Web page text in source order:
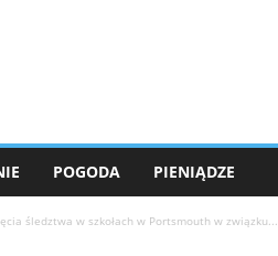
POGODA PIENIĄDZE
śledztwa w szkołach w Portsmouth w związku...